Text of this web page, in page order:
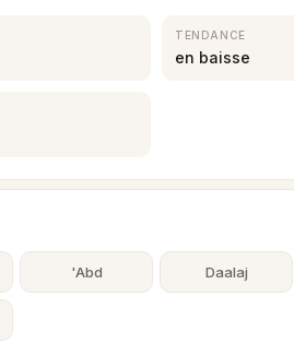
TENDANCE
en baisse
'Abd Daalaj